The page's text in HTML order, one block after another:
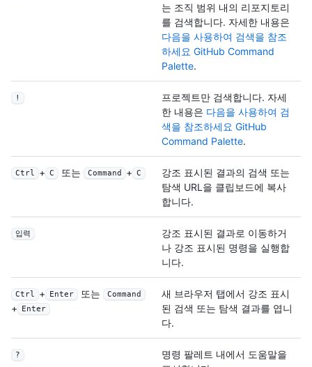
는 조직 범위 내의 리포지토리
를 검색합니다. 자세한 내용은
다음을 사용하여 검색을 참조
하세요 GitHub Command
Palette.
!
프로젝트만 검색합니다. 자세
한 내용은 다음을 사용하여 검
색을 참조하세요 GitHub
Command Palette.
Ctrl + C 또는 Command + C
강조 표시된 결과의 검색 또는
탐색 URL을 클립보드에 복사
합니다.
입력
강조 표시된 결과로 이동하거
나 강조 표시된 명령을 실행합
니다.
Ctrl + Enter 또는 Command
+ Enter
새 브라우저 탭에서 강조 표시
된 검색 또는 탐색 결과를 엽니
다.
?
명령 팔레트 내에서 도움말을